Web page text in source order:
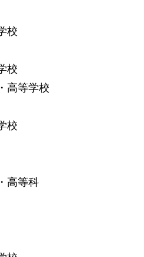
校
校
高等学校
校
高等科